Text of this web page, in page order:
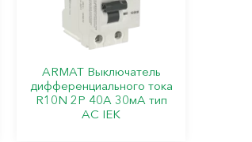
ARMAT Выключатель
дифференциального тока
R10N 2P 40А 30мА тип
AC IEK